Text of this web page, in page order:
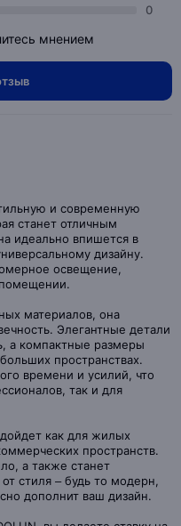
0
мнением
и современную
станет отличным
идеально впишется в
дизайну.
освещение,
материалов, она
Элегантные детали
а компактные размеры
пространствах.
времени и усилий, что
так и для
как для жилых
пространств.
а также станет
стиля – будь то модерн,
дополнит ваш дизайн.